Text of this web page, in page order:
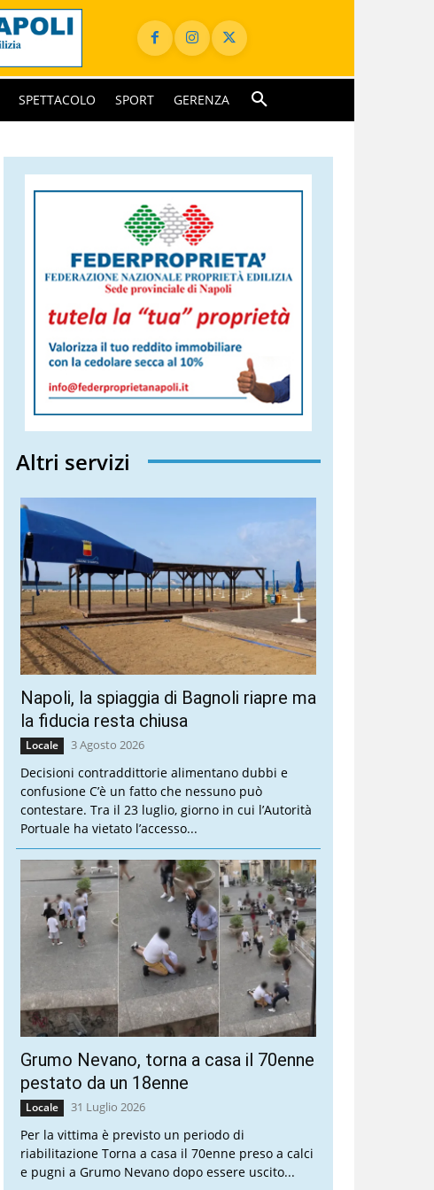
SPETTACOLO SPORT GERENZA
Altri servizi
Napoli, la spiaggia di Bagnoli riapre ma
la fiducia resta chiusa
Locale 3 Agosto 2026
Decisioni contraddittorie alimentano dubbi e
confusione C’è un fatto che nessuno può
contestare. Tra il 23 luglio, giorno in cui l’Autorità
Portuale ha vietato l’accesso...
Grumo Nevano, torna a casa il 70enne
pestato da un 18enne
Locale 31 Luglio 2026
Per la vittima è previsto un periodo di
riabilitazione Torna a casa il 70enne preso a calci
e pugni a Grumo Nevano dopo essere uscito...